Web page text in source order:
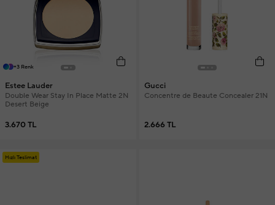
+3 Renk
Estee Lauder
Double Wear Stay In Place Matte 2N
Desert Beige
3.670 TL
Gucci
Concentre de Beaute Concealer 21N
2.666 TL
Hızlı Teslimat